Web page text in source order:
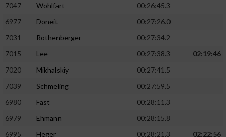
7047
Wohlfart
00:26:45.3
6977
Doneit
00:27:26.0
7031
Rothenberger
00:27:34.2
7015
Lee 00:27:38.3
02:19:46
7020
Mikhalskiy
00:27:41.5
7039
Schmeling
00:27:59.5
6980
Fast
00:28:11.3
6979
Ehmann
00:28:15.8
6995
Heger 00:28:21.3 02:22:56